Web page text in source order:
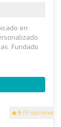
5 (51 opiniones)
en
Fundado